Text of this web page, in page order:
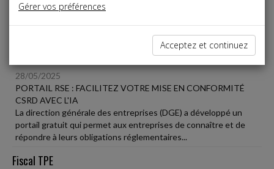
Liste des dernières dépêches
28/05/2025
PORTAIL RSE : FACILITEZ VOTRE MISE EN CONFORMITÉ
CSRD AVEC L'IA
La direction générale des entreprises (DGE) a développé un
portail gratuit qui permet aux entreprises de connaître et de
répondre à leurs obligations réglementaires...
Fiscal TPE
Gérer vos préférences
Acceptez et continuez